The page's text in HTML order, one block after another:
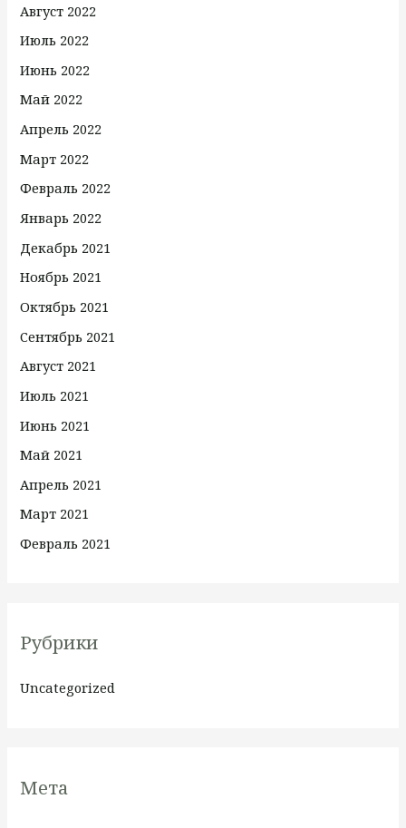
Август 2022
Июль 2022
Июнь 2022
Май 2022
Апрель 2022
Март 2022
Февраль 2022
Январь 2022
Декабрь 2021
Ноябрь 2021
Октябрь 2021
Сентябрь 2021
Август 2021
Июль 2021
Июнь 2021
Май 2021
Апрель 2021
Март 2021
Февраль 2021
Рубрики
Uncategorized
Мета